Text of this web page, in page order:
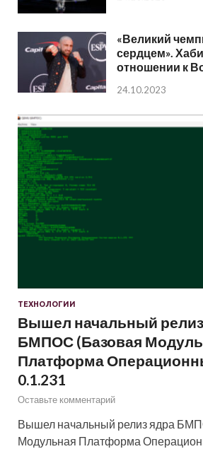
«Великий
сердцем».
отношении к
24.10.2023
ТЕХНОЛОГИИ
Вышел начальный
БМПОС (Базовая
Платформа
0.1.231
Оставьте комментарий
Вышел начальный релиз ядра
Модульная Платформа